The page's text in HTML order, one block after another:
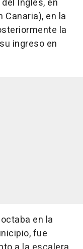
Inglés, en
Canaria), en la
la
ingreso en
en la
fue